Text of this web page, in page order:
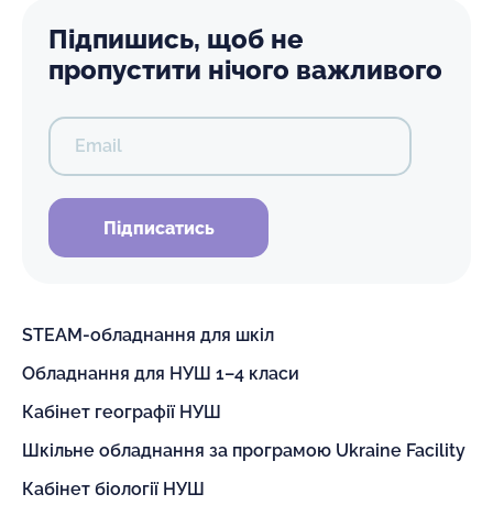
Підпишись, щоб не
пропустити нічого важливого
Email
Підписатись
STEAM-обладнання для шкіл
Обладнання для НУШ 1–4 класи
Кабінет географії НУШ
Шкільне обладнання за програмою Ukraine Facility
Кабінет біології НУШ